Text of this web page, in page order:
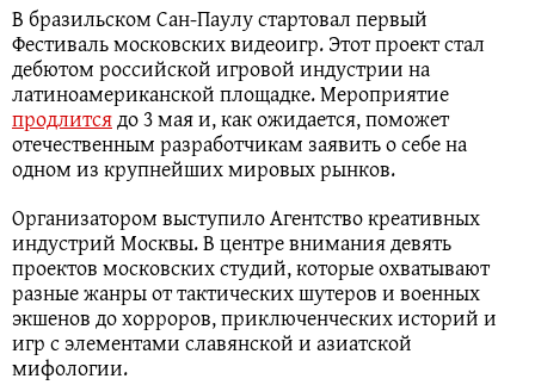
В бразильском Сан-Паулу стартовал первый
Фестиваль московских видеоигр. Этот проект стал
дебютом российской игровой индустрии на
латиноамериканской площадке. Мероприятие
продлитсядо 3 мая и, как ожидается, поможет
отечественным разработчикам заявить о себе на
одном из крупнейших мировых рынков.
Организатором выступило Агентство креативных
индустрий Москвы. В центре внимания девять
проектов московских студий, которые охватывают
разные жанры от тактических шутеров и военных
экшенов до хорроров, приключенческих историй и
игр с элементами славянской и азиатской
мифологии.